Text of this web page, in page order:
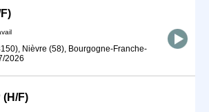
Nièvre (58), Bourgogne-Franche-
2026
(H/F)